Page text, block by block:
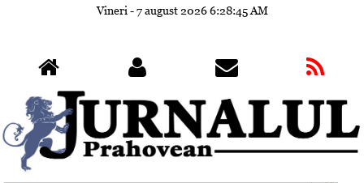
Vineri - 7 august 20266:28:48 AM